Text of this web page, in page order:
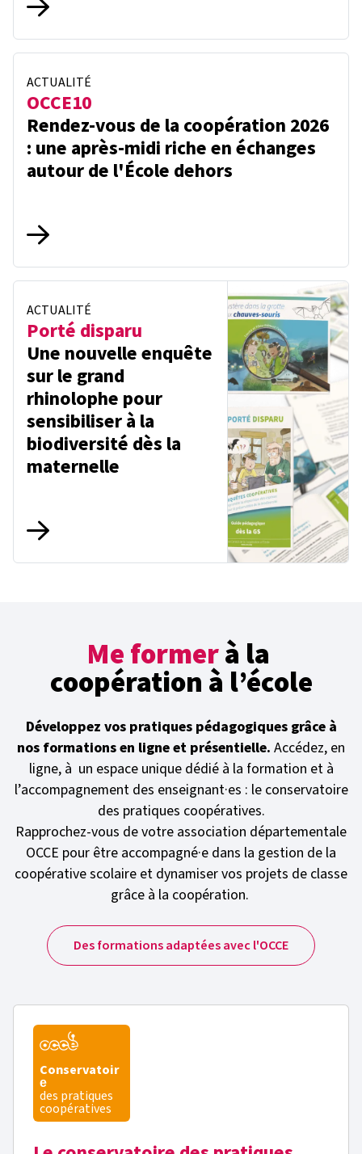
ACTUALITÉ
OCCE10
Rendez-vous de la coopération 2026
: une après-midi riche en échanges
autour de l'École dehors
ACTUALITÉ
Porté disparu
Une nouvelle enquête
sur le grand
rhinolophe pour
sensibiliser à la
biodiversité dès la
maternelle
Me formerà la
coopération à l’école
Développez vos pratiques pédagogiques grâce à
nos formations en ligne et présentielle. Accédez, en
ligne, à un espace unique dédié à la formation et à
l’accompagnement des enseignant·es : le conservatoire
des pratiques coopératives.
Rapprochez-vous de votre association départementale
OCCE pour être accompagné·e dans la gestion de la
coopérative scolaire et dynamiser vos projets de classe
grâce à la coopération.
Des formations adaptées avec l'OCCE
Conservatoir
e
des pratiques
coopératives